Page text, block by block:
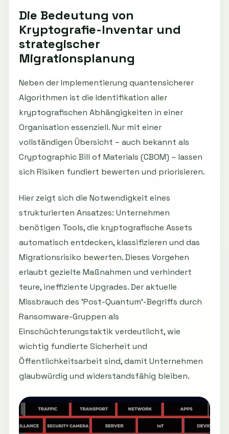
Die Bedeutung von
Kryptografie-Inventar und
strategischer
Migrationsplanung
Neben der Implementierung quantensicherer
Algorithmen ist die Identifikation aller
kryptografischen Abhängigkeiten in einer
Organisation essenziell. Nur mit einer
vollständigen Übersicht – auch bekannt als
Cryptographic Bill of Materials (CBOM) – lassen
sich Risiken fundiert bewerten und priorisieren.
Hier zeigt sich die Notwendigkeit eines
strukturierten Ansatzes: Unternehmen
benötigen Tools, die kryptografische Assets
automatisch entdecken, klassifizieren und das
Migrationsrisiko bewerten. Dieses Vorgehen
erlaubt gezielte Maßnahmen und verhindert
teure, ineffiziente Upgrades. Der aktuelle
Missbrauch des 'Post-Quantum'-Begriffs durch
Ransomware-Gruppen als
Einschüchterungstaktik verdeutlicht, wie
wichtig fundierte Sicherheit und
Öffentlichkeitsarbeit sind, damit Unternehmen
glaubwürdig und widerstandsfähig bleiben.